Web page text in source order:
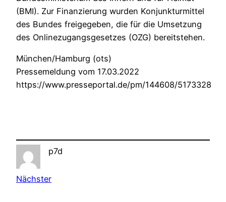
(BMI). Zur Finanzierung wurden Konjunkturmittel
des Bundes freigegeben, die für die Umsetzung
des Onlinezugangsgesetzes (OZG) bereitstehen.
München/Hamburg (ots)
Pressemeldung vom 17.03.2022
https://www.presseportal.de/pm/144608/5173328
p7d
Nächster